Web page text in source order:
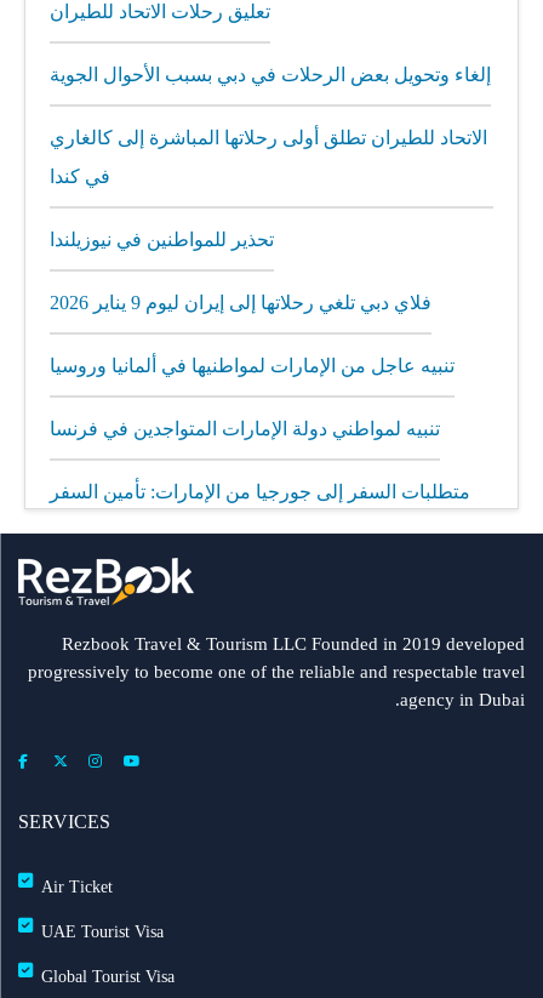
تعليق رحلات الاتحاد للطيران
إلغاء وتحويل بعض الرحلات في دبي بسبب الأحوال الجوية
الاتحاد للطيران تطلق أولى رحلاتها المباشرة إلى كالغاري
في كندا
تحذير للمواطنين في نيوزيلندا
فلاي دبي تلغي رحلاتها إلى إيران ليوم 9 يناير 2026
تنبيه عاجل من الإمارات لمواطنيها في ألمانيا وروسيا
تنبيه لمواطني دولة الإمارات المتواجدين في فرنسا
متطلبات السفر إلى جورجيا من الإمارات: تأمين السفر
إلزامي
مطار الشارقة يطلق رحلات مباشرة إلى ميونيخ عبر
فلاي دبي: تأخير بعض الرحلات بسبب الأحوال الجوية
عرض طيران الإمارات إلى دبي | عشاء بحري وزيارة فنية
طيران الإمارات تشغّل رحلاتها إلى بغداد
طيران الإمارات تطلق بطاقة إيميريتس آسيا باس لرحلات
Rezbook Travel & Tourism LLC Founded in 2019 developed
progressively to become one of the reliable and respectable travel
agency in Dubai.
SERVICES
Air Ticket
UAE Tourist Visa
Global Tourist Visa